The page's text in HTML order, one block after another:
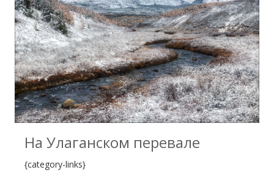
0
На Улаганском перевале
{category-links}